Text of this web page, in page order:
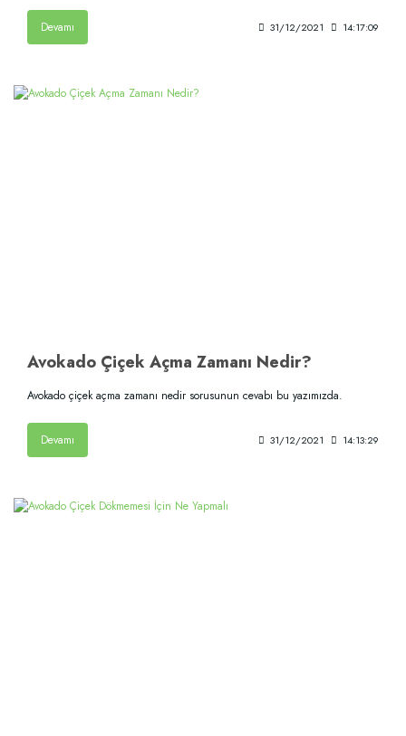
Devamı 31/12/2021 14:17:09
Avokado Çiçek Açma Zamanı Nedir?
Avokado çiçek açma zamanı nedir sorusunun cevabı bu yazımızda.
Devamı 31/12/2021 14:13:29